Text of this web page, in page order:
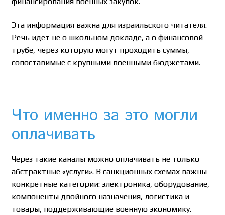
Эта информация важна для израильского читателя.
Речь идет не о школьном докладе, а о финансовой
трубе, через которую могут проходить суммы,
сопоставимые с крупными военными бюджетами.
Что именно за это могли
оплачивать
Через такие каналы можно оплачивать не только
абстрактные «услуги». В санкционных схемах важны
конкретные категории: электроника, оборудование,
компоненты двойного назначения, логистика и
товары, поддерживающие военную экономику.